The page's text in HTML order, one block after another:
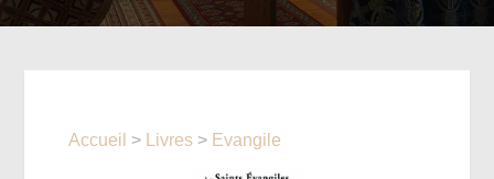
Accueil > Livres > Evangile